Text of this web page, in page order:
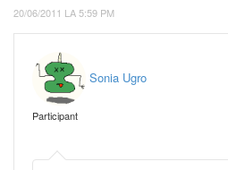
20/06/2011 LA 5:59 PM
Sonia Ugro
Participant